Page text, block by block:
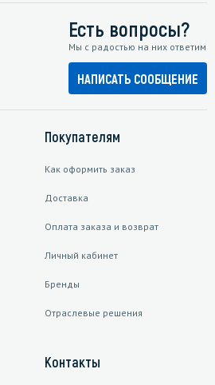
Есть вопросы?
Мы с радостью на них ответим
НАПИСАТЬ СООБЩЕНИЕ
Покупателям
Как оформить заказ
Доставка
Оплата заказа и возврат
Личный кабинет
Бренды
Отраслевые решения
Контакты